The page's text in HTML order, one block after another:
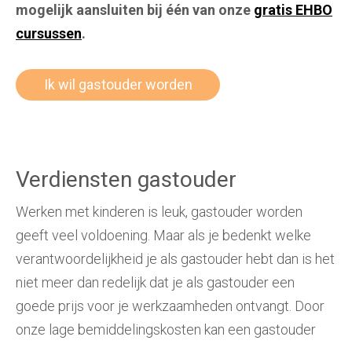
mogelijk aansluiten bij één van onze gratis EHBO
cursussen.
Ik wil gastouder worden
Verdiensten gastouder
Werken met kinderen is leuk, gastouder worden
geeft veel voldoening. Maar als je bedenkt welke
verantwoordelijkheid je als gastouder hebt dan is het
niet meer dan redelijk dat je als gastouder een
goede prijs voor je werkzaamheden ontvangt. Door
onze lage bemiddelingskosten kan een gastouder